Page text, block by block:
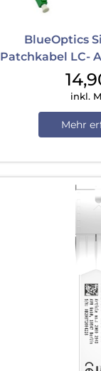
BlueOptics
Patchkabel LC-
3 m
inkl.
Mehr